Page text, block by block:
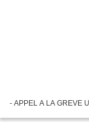
- APPEL A LA GREVE